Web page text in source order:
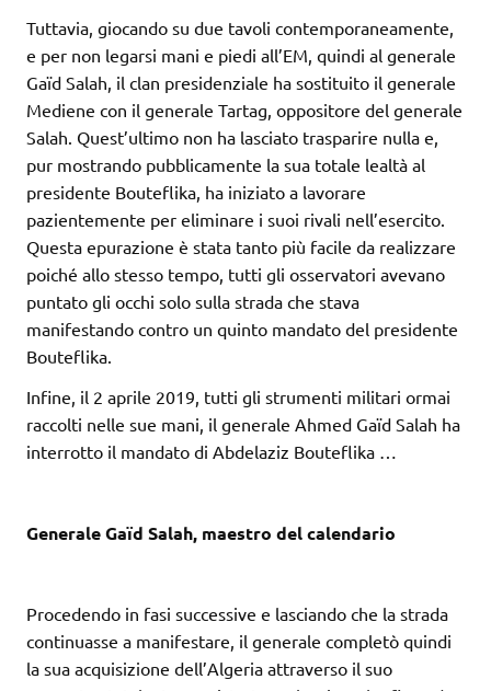
Tuttavia, giocando su due tavoli contemporaneamente,
e per non legarsi mani e piedi all’EM, quindi al generale
Gaïd Salah, il clan presidenziale ha sostituito il generale
Mediene con il generale Tartag, oppositore del generale
Salah. Quest’ultimo non ha lasciato trasparire nulla e,
pur mostrando pubblicamente la sua totale lealtà al
presidente Bouteflika, ha iniziato a lavorare
pazientemente per eliminare i suoi rivali nell’esercito.
Questa epurazione è stata tanto più facile da realizzare
poiché allo stesso tempo, tutti gli osservatori avevano
puntato gli occhi solo sulla strada che stava
manifestando contro un quinto mandato del presidente
Bouteflika.
Infine, il 2 aprile 2019, tutti gli strumenti militari ormai
raccolti nelle sue mani, il generale Ahmed Gaïd Salah ha
interrotto il mandato di Abdelaziz Bouteflika …
Generale Gaïd Salah, maestro del calendario
Procedendo in fasi successive e lasciando che la strada
continuasse a manifestare, il generale completò quindi
la sua acquisizione dell’Algeria attraverso il suo